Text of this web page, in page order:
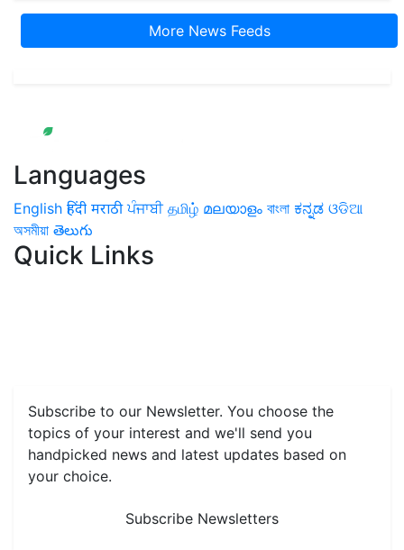
More News Feeds
Languages
English हिंदी मराठी ਪੰਜਾਬੀ தமிழ் മലയാളം বাংলা ಕನ್ನಡ ଓଡିଆ
অসমীয়া తెలుగు
Quick Links
Subscribe to our Newsletter. You choose the
topics of your interest and we'll send you
handpicked news and latest updates based on
your choice.
Subscribe Newsletters